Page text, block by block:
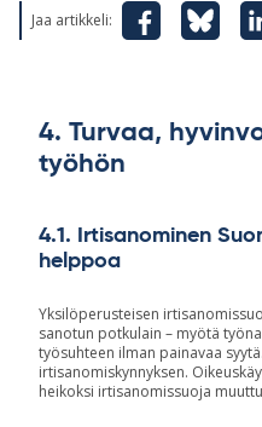
Jaa artikkeli:
4. Turvaa,
työhön
4.1. Irtisanominen
helppoa
Yksilöperusteisen
sanotun potkulain – myötä
työsuhteen ilman painavaa
irtisanomiskynnyksen.
heikoksi irtisanomissuoja